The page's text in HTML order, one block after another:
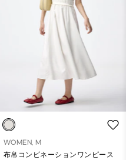
WOMEN, M
布帛コンビネーションワンピース